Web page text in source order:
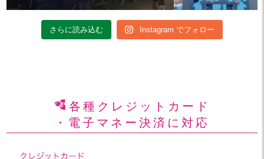
さらに読み込む Instagram でフォロー
各種クレジットカード
・電子マネー決済に対応